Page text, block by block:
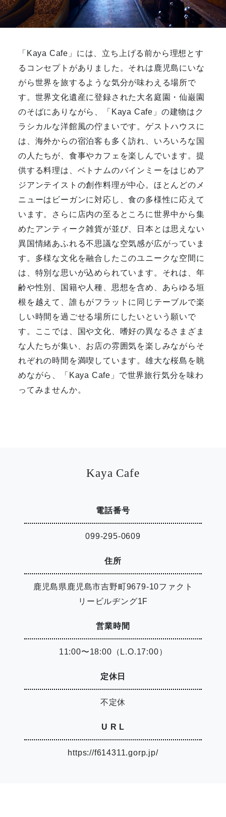
「Kaya Cafe」には、立ち上げる前から理想とす
るコンセプトがありました。それは鹿児島にいな
がら世界を旅するような気分が味わえる場所で
す。世界文化遺産に登録された大名庭園・仙巌園
のそばにありながら、「Kaya Cafe」の建物はク
ラシカルな洋館風の佇まいです。ゲストハウスに
は、海外からの宿泊客も多く訪れ、いろいろな国
の人たちが、食事やカフェを楽しんでいます。提
供する料理は、ベトナムのバインミーをはじめア
ジアンテイストの創作料理が中心。ほとんどのメ
ニューはビーガンに対応し、食の多様性に応えて
います。さらに店内の至るところに世界中から集
めたアンティーク雑貨が並び、日本とは思えない
異国情緒あふれる不思議な空気感が広がっていま
す。多様な文化を融合したこのユニークな空間に
は、特別な思いが込められています。それは、年
齢や性別、国籍や人種、思想を含め、あらゆる垣
根を越えて、誰もがフラットに同じテーブルで楽
しい時間を過ごせる場所にしたいという願いで
す。ここでは、国や文化、嗜好の異なるさまざま
な人たちが集い、お店の雰囲気を楽しみながらそ
れぞれの時間を満喫しています。雄大な桜島を眺
めながら、「Kaya Cafe」で世界旅行気分を味わ
ってみませんか。
Kaya Cafe
電話番号
099-295-0609
住所
鹿児島県鹿児島市吉野町9679-10ファクト
リービルヂング1F
営業時間
11:00〜18:00（L.O.17:00）
定休日
不定休
U R L
https://f614311.gorp.jp/